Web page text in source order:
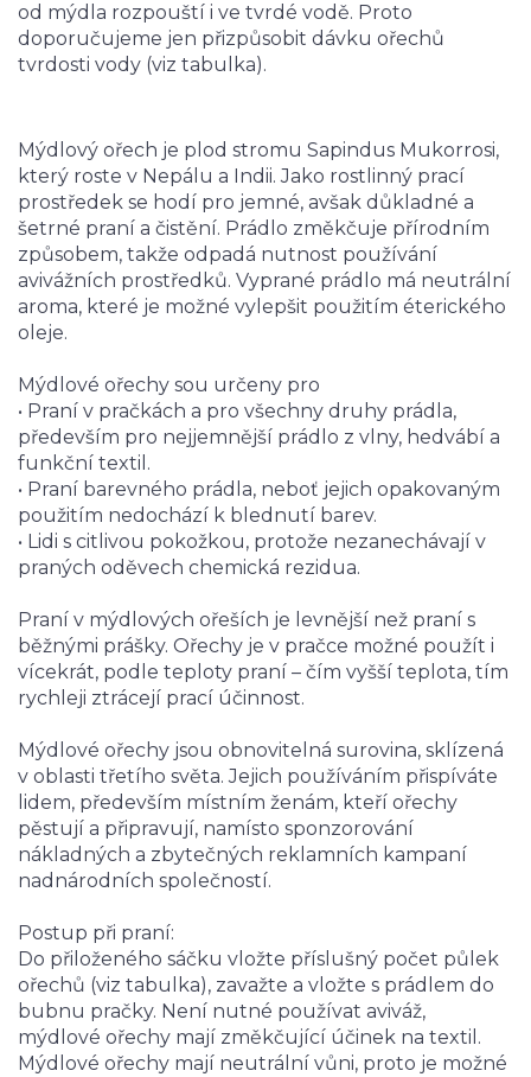
od mýdla rozpouští i ve tvrdé vodě. Proto
doporučujeme jen přizpůsobit dávku ořechů
tvrdosti vody (viz tabulka).
Mýdlový ořech je plod stromu Sapindus Mukorrosi,
který roste v Nepálu a Indii. Jako rostlinný prací
prostředek se hodí pro jemné, avšak důkladné a
šetrné praní a čistění. Prádlo změkčuje přírodním
způsobem, takže odpadá nutnost používání
avivážních prostředků. Vyprané prádlo má neutrální
aroma, které je možné vylepšit použitím éterického
oleje.
Mýdlové ořechy sou určeny pro
• Praní v pračkách a pro všechny druhy prádla,
především pro nejjemnější prádlo z vlny, hedvábí a
funkční textil.
• Praní barevného prádla, neboť jejich opakovaným
použitím nedochází k blednutí barev.
• Lidi s citlivou pokožkou, protože nezanechávají v
praných oděvech chemická rezidua.
Praní v mýdlových ořeších je levnější než praní s
běžnými prášky. Ořechy je v pračce možné použít i
vícekrát, podle teploty praní – čím vyšší teplota, tím
rychleji ztrácejí prací účinnost.
Mýdlové ořechy jsou obnovitelná surovina, sklízená
v oblasti třetího světa. Jejich používáním přispíváte
lidem, především místním ženám, kteří ořechy
pěstují a připravují, namísto sponzorování
nákladných a zbytečných reklamních kampaní
nadnárodních společností.
Postup při praní:
Do přiloženého sáčku vložte příslušný počet půlek
ořechů (viz tabulka), zavažte a vložte s prádlem do
bubnu pračky. Není nutné používat aviváž,
mýdlové ořechy mají změkčující účinek na textil.
Mýdlové ořechy mají neutrální vůni, proto je možné